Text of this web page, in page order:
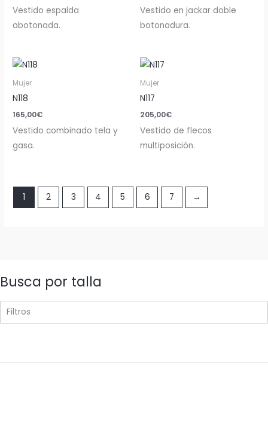
Vestido espalda
abotonada.
Vestido en jackar doble
botonadura.
Mujer
N118
165,00€
Vestido combinado tela y
gasa.
Mujer
N117
205,00€
Vestido de flecos
multiposición.
1 2 3 4 5 6 7 →
Busca por talla
Filtros
343